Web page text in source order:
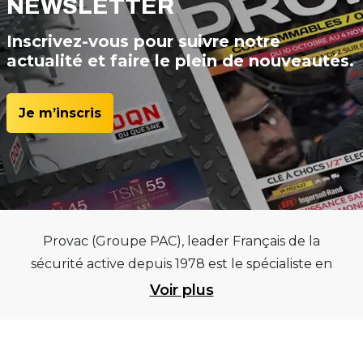
NEWSLETTER
Inscrivez-vous pour suivre notre
actualité et faire le plein de nouveautés.
Je m’inscris
Provac (Groupe PAC), leader Français de la
sécurité active depuis 1978 est le spécialiste en
équipements pour garages et centres
Voir plus